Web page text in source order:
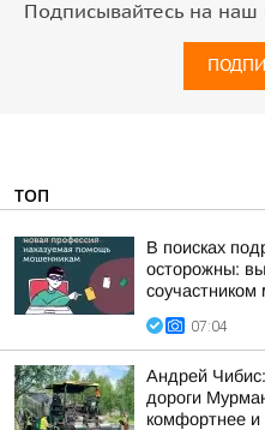
Подписывайтесь на наш
ТОП
В поисках
осторожны:
07:04
Андрей
дороги
комфортнее и